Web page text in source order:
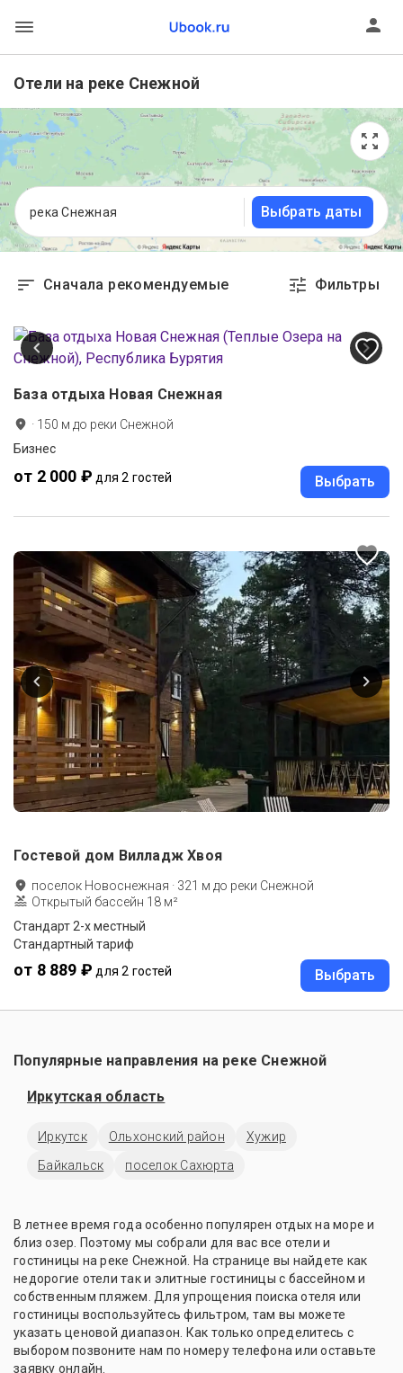
Отели на реке Снежной
река Снежная Выбрать даты
Сначала рекомендуемые Фильтры
База отдыха Новая Снежная
· 150 м до реки Снежной
Бизнес
от 2 000 ₽ для 2 гостей Выбрать
Гостевой дом Вилладж Хвоя
поселок Новоснежная · 321 м до реки Снежной
Открытый бассейн 18 м²
Стандарт 2-х местный
Стандартный тариф
от 8 889 ₽ для 2 гостей Выбрать
Популярные направления на реке Снежной
Иркутская область
Иркутск Ольхонский район
Хужир
Байкальск
поселок Сахюрта
В летнее время года особенно популярен отдых на море и
близ озер. Поэтому мы собрали для вас все отели и
гостиницы на реке Снежной. На странице вы найдете как
недорогие отели так и элитные гостиницы с бассейном и
собственным пляжем. Для упрощения поиска отеля или
гостиницы воспользуйтесь фильтром, там вы можете
указать ценовой диапазон. Как только определитесь с
выбором позвоните нам по номеру телефона или оставьте
заявку онлайн.